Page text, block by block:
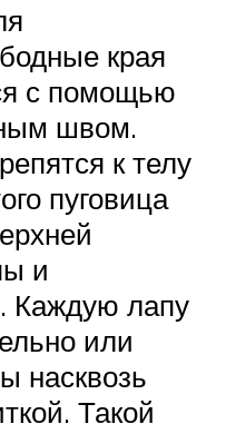
края
с помощью
швом.
к телу
пуговица
и
Каждую лапу
или
насквозь
Такой